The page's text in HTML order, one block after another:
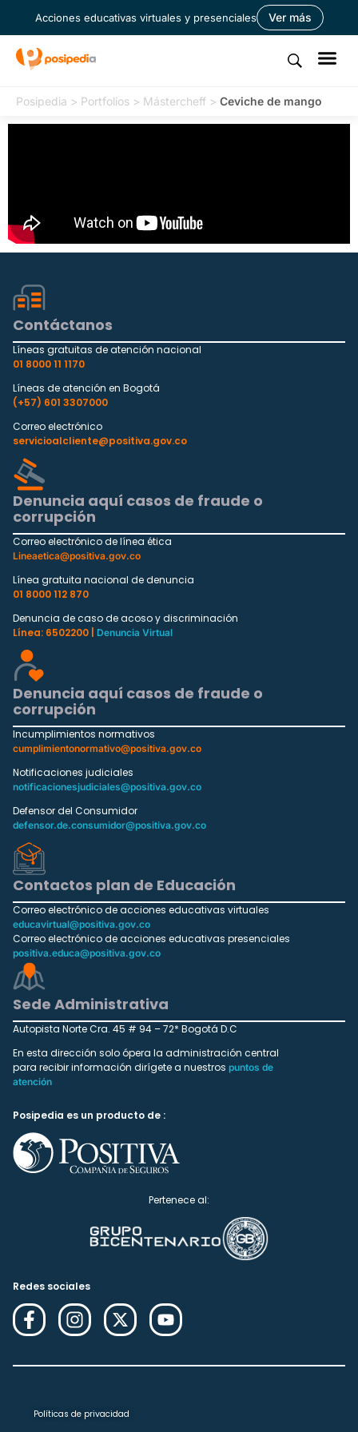
Acciones educativas virtuales y presenciales Ver más
Posipedia > Portfolios > Mástercheff > Ceviche de mango
Contáctanos
Líneas gratuitas de atención nacional
01 8000 11 1170
Líneas de atención en Bogotá
(+57) 601 3307000
Correo electrónico
servicioalcliente@positiva.gov.co
Denuncia aquí casos de fraude o
corrupción
Correo electrónico de línea ética
Lineaetica@positiva.gov.co
Línea gratuita nacional de denuncia
01 8000 112 870
Denuncia de caso de acoso y discriminación
Línea: 6502200 |
Denuncia Virtual
Denuncia aquí casos de fraude o
corrupción
Incumplimientos normativos
cumplimientonormativo@positiva.gov.co
Notificaciones judiciales
notificacionesjudiciales@positiva.gov.co
Defensor del Consumidor
defensor.de.consumidor@positiva.gov.co
Contactos plan de Educación
Correo electrónico de acciones educativas virtuales
educavirtual@positiva.gov.co
Correo electrónico de acciones educativas presenciales
positiva.educa@positiva.gov.co
Sede Administrativa
Autopista Norte Cra. 45 # 94 – 72* Bogotá D.C
En esta dirección solo ópera la administración central
para recibir información dirígete a nuestros puntos de
atención
Posipedia es un producto de :
Pertenece al:
Redes sociales
Políticas de privacidad